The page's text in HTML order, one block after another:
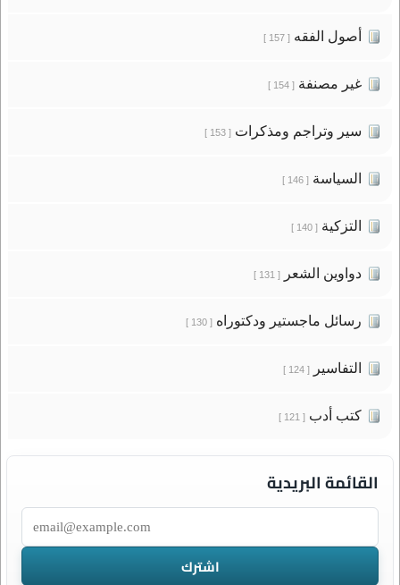
أصول الفقه[ 157 ]
غير مصنفة[ 154 ]
سير وتراجم ومذكرات[ 153 ]
السياسة[ 146 ]
التزكية[ 140 ]
دواوين الشعر[ 131 ]
رسائل ماجستير ودكتوراه[ 130 ]
التفاسير[ 124 ]
كتب أدب[ 121 ]
القائمة البريدية